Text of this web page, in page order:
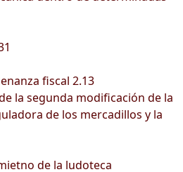
fiscal 2.13
la segunda modificación de la
de los mercadillos y la
de la ludoteca